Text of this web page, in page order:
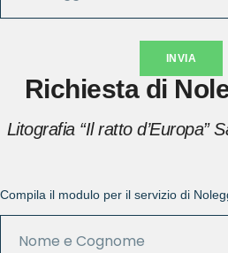
INVIA
Richiesta di
Litografia “Il ratto d’Europa”
Compila il modulo per il servizio di